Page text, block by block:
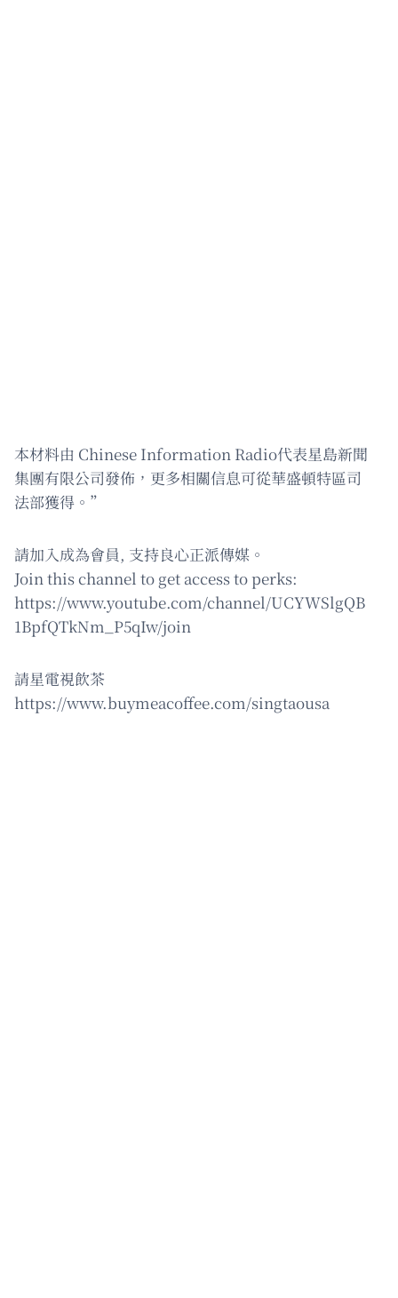
本材料由 Chinese Information Radio代表星島新聞
集團有限公司發佈，更多相關信息可從華盛頓特區司
法部獲得。”
請加入成為會員, 支持良心正派傳媒。
Join this channel to get access to perks:
https://www.youtube.com/channel/UCYWSlgQB
1BpfQTkNm_P5qIw/join
請星電視飲茶
https://www.buymeacoffee.com/singtaousa